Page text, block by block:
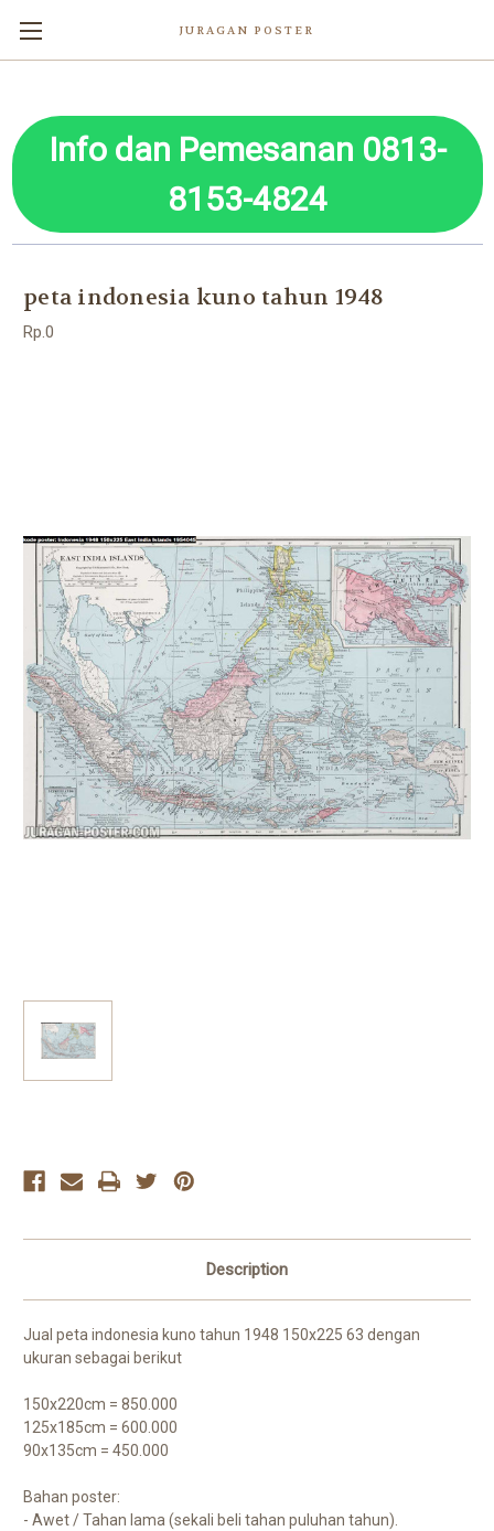
JURAGAN POSTER
Info dan Pemesanan 0813-
8153-4824
peta indonesia kuno tahun 1948
Rp.0
Description
Jual peta indonesia kuno tahun 1948 150x225 63 dengan
ukuran sebagai berikut
150x220cm = 850.000
125x185cm = 600.000
90x135cm = 450.000
Bahan poster:
- Awet / Tahan lama (sekali beli tahan puluhan tahun).